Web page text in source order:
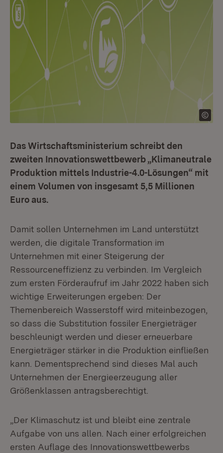
Das Wirtschaftsministerium schreibt den
zweiten Innovationswettbewerb „Klimaneutrale
Produktion mittels Industrie-4.0-Lösungen“ mit
einem Volumen von insgesamt 5,5 Millionen
Euro aus.
Damit sollen Unternehmen im Land unterstützt
werden, die digitale Transformation im
Unternehmen mit einer Steigerung der
Ressourceneffizienz zu verbinden. Im Vergleich
zum ersten Förderaufruf im Jahr 2022 haben sich
wichtige Erweiterungen ergeben: Der
Themenbereich Wasserstoff wird miteinbezogen,
so dass die Substitution fossiler Energieträger
beschleunigt werden und dieser erneuerbare
Energieträger stärker in die Produktion einfließen
kann. Dementsprechend sind dieses Mal auch
Unternehmen der Energieerzeugung aller
Größenklassen antragsberechtigt.
„Der Klimaschutz ist und bleibt eine zentrale
Aufgabe von uns allen. Nach einer erfolgreichen
ersten Auflage des Innovationswettbewerbs